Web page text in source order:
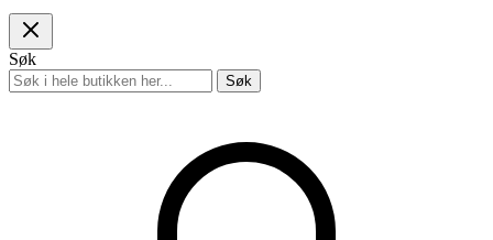
Søk
Søk